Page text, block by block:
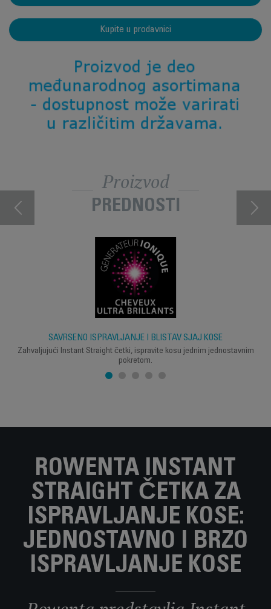
Kupite u prodavnici
Proizvod
PREDNOSTI
SAVRŠENO ISPRAVLJANJE I BLISTAV SJAJ KOSE
Zahvaljujući Instant Straight četki, ispravite kosu jednim jednostavnim
pokretom.
ROWENTA INSTANT
STRAIGHT ČETKA ZA
ISPRAVLJANJE KOSE:
JEDNOSTAVNO I BRZO
ISPRAVLJANJE KOSE